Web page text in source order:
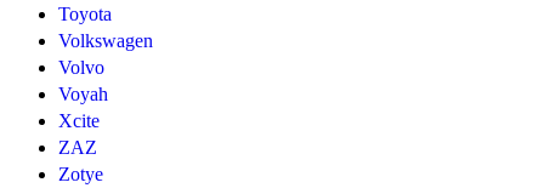
Toyota
Volkswagen
Volvo
Voyah
Xcite
ZAZ
Zotye